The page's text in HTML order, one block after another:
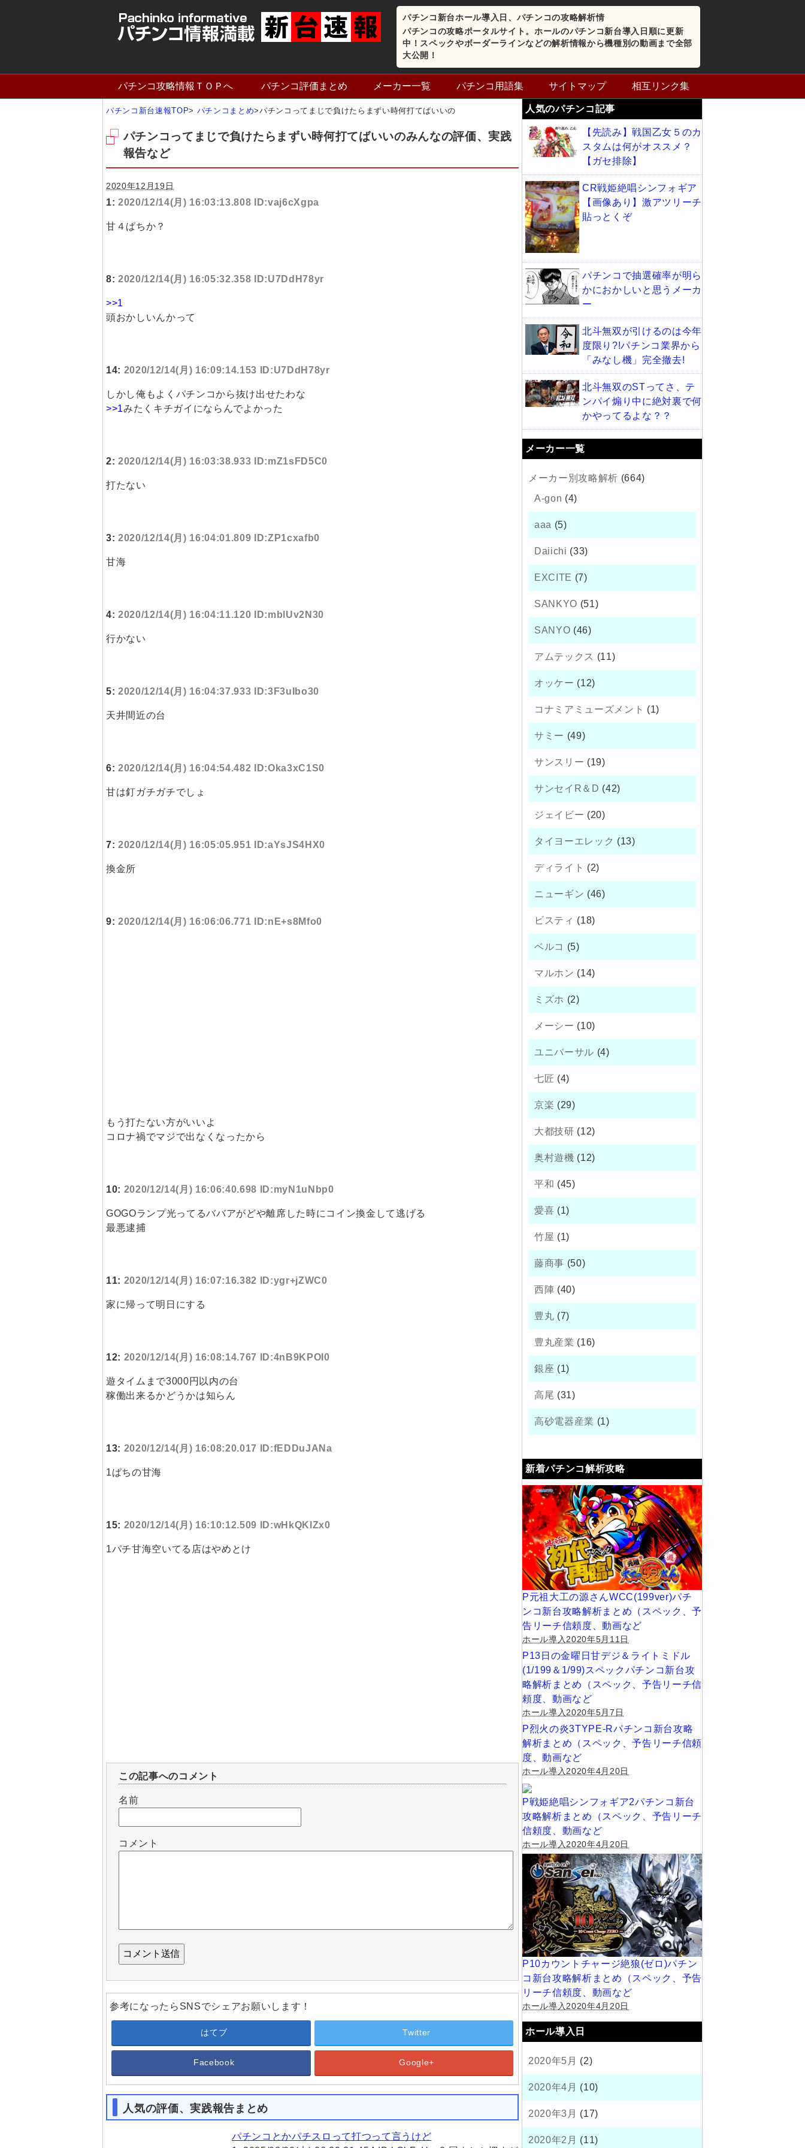
パチンコ新台ホール導入日、パチンコの攻略解析情
パチンコの攻略ポータルサイト。ホールのパチンコ新台導入日順に更新
中！スペックやボーダーラインなどの解析情報から機種別の動画まで全部
大公開！
パチンコ攻略情報ＴＯＰへ パチンコ評価まとめ メーカー一覧 パチンコ用語集 サイトマップ 相互リンク集
パチンコ新台速報TOP> パチンコまとめ>パチンコってまじで負けたらまずい時何打てばいいの
パチンコってまじで負けたらまずい時何打てばいいのみんなの評価、実践
報告など
2020年12月19日
1: 2020/12/14(月) 16:03:13.808 ID:vaj6cXgpa
甘４ぱちか？
8: 2020/12/14(月) 16:05:32.358 ID:U7DdH78yr
>>1
頭おかしいんかって
14: 2020/12/14(月) 16:09:14.153 ID:U7DdH78yr
しかし俺もよくパチンコから抜け出せたわな
>>1みたくキチガイにならんでよかった
2: 2020/12/14(月) 16:03:38.933 ID:mZ1sFD5C0
打たない
3: 2020/12/14(月) 16:04:01.809 ID:ZP1cxafb0
甘海
4: 2020/12/14(月) 16:04:11.120 ID:mblUv2N30
行かない
5: 2020/12/14(月) 16:04:37.933 ID:3F3uIbo30
天井間近の台
6: 2020/12/14(月) 16:04:54.482 ID:Oka3xC1S0
甘は釘ガチガチでしょ
7: 2020/12/14(月) 16:05:05.951 ID:aYsJS4HX0
換金所
9: 2020/12/14(月) 16:06:06.771 ID:nE+s8Mfo0
もう打たない方がいいよ
コロナ禍でマジで出なくなったから
10: 2020/12/14(月) 16:06:40.698 ID:myN1uNbp0
GOGOランプ光ってるババアがどや離席した時にコイン換金して逃げる
最悪逮捕
11: 2020/12/14(月) 16:07:16.382 ID:ygr+jZWC0
家に帰って明日にする
12: 2020/12/14(月) 16:08:14.767 ID:4nB9KPOI0
遊タイムまで3000円以内の台
稼働出来るかどうかは知らん
13: 2020/12/14(月) 16:08:20.017 ID:fEDDuJANa
1ぱちの甘海
15: 2020/12/14(月) 16:10:12.509 ID:wHkQKlZx0
1パチ甘海空いてる店はやめとけ
この記事へのコメント
名前
コメント
参考になったらSNSでシェアお願いします！
はてブ Twitter
Facebook Google+
人気の評価、実践報告まとめ
パチンコとかパチスロって打つって言うけど
人気のパチンコ記事
【先読み】戦国乙女５のカ
スタムは何がオススメ？
【ガセ排除】
CR戦姫絶唱シンフォギア
【画像あり】激アツリーチ
貼っとくぞ
パチンコで抽選確率が明ら
かにおかしいと思うメーカ
ー
北斗無双が引けるのは今年
度限り?!パチンコ業界から
「みなし機」完全撤去!
北斗無双のSTってさ、テ
ンパイ煽り中に絶対裏で何
かやってるよな？？
メーカー一覧
メーカー別攻略解析 (664)
A-gon (4)
aaa (5)
Daiichi (33)
EXCITE (7)
SANKYO (51)
SANYO (46)
アムテックス (11)
オッケー (12)
コナミアミューズメント (1)
サミー (49)
サンスリー (19)
サンセイR＆D (42)
ジェイビー (20)
タイヨーエレック (13)
ディライト (2)
ニューギン (46)
ビスティ (18)
ベルコ (5)
マルホン (14)
ミズホ (2)
メーシー (10)
ユニバーサル (4)
七匠 (4)
京楽 (29)
大都技研 (12)
奥村遊機 (12)
平和 (45)
愛喜 (1)
竹屋 (1)
藤商事 (50)
西陣 (40)
豊丸 (7)
豊丸産業 (16)
銀座 (1)
高尾 (31)
高砂電器産業 (1)
新着パチンコ解析攻略
P元祖大工の源さんWCC(199ver)パチ
ンコ新台攻略解析まとめ（スペック、予
告リーチ信頼度、動画など
ホール導入2020年5月11日
P13日の金曜日甘デジ＆ライトミドル
(1/199＆1/99)スペックパチンコ新台攻
略解析まとめ（スペック、予告リーチ信
頼度、動画など
ホール導入2020年5月7日
P烈火の炎3TYPE-Rパチンコ新台攻略
解析まとめ（スペック、予告リーチ信頼
度、動画など
ホール導入2020年4月20日
P戦姫絶唱シンフォギア2パチンコ新台
攻略解析まとめ（スペック、予告リーチ
信頼度、動画など
ホール導入2020年4月20日
P10カウントチャージ絶狼(ゼロ)パチン
コ新台攻略解析まとめ（スペック、予告
リーチ信頼度、動画など
ホール導入2020年4月20日
ホール導入日
2020年5月 (2)
2020年4月 (10)
2020年3月 (17)
2020年2月 (11)